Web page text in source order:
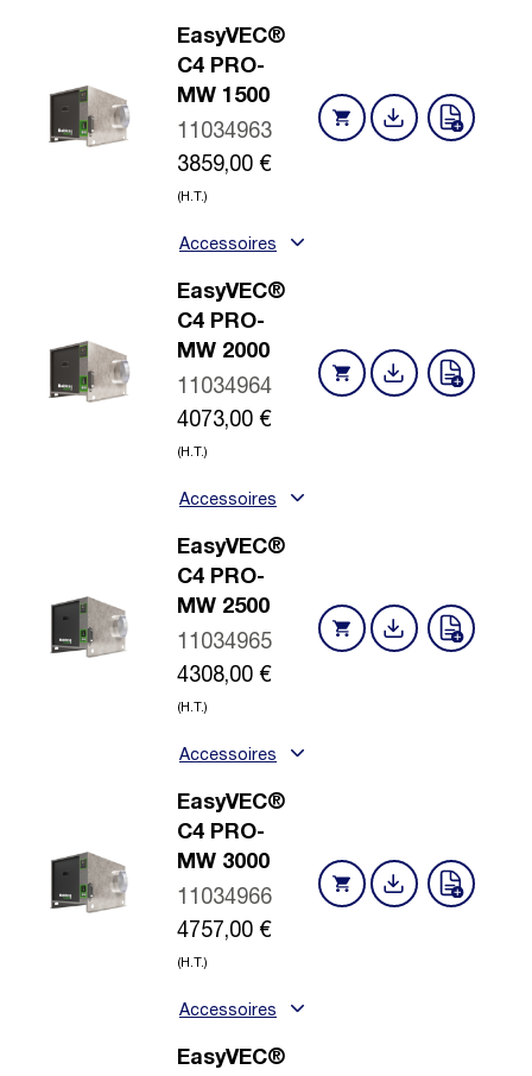
EasyVEC®
C4 PRO-
MW 1500
11034963
3859,00 €
(H.T.)
Accessoires
EasyVEC®
C4 PRO-
MW 2000
11034964
4073,00 €
(H.T.)
Accessoires
EasyVEC®
C4 PRO-
MW 2500
11034965
4308,00 €
(H.T.)
Accessoires
EasyVEC®
C4 PRO-
MW 3000
11034966
4757,00 €
(H.T.)
Accessoires
EasyVEC®